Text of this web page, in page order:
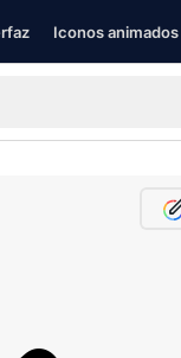
Iconos animados